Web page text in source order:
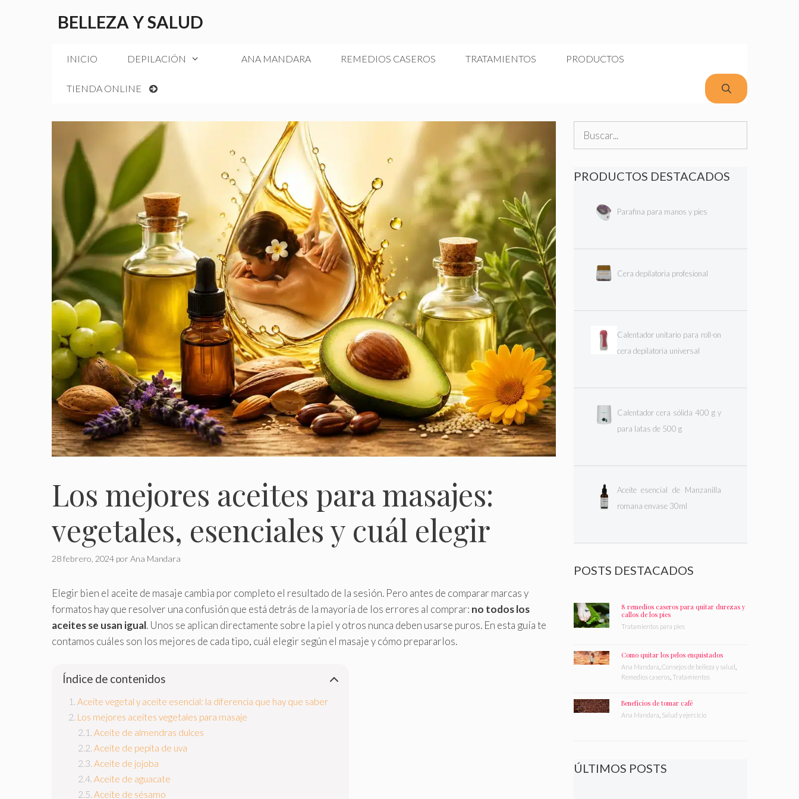
BELLEZA Y SALUD
INICIO DEPILACIÓN ANA MANDARA REMEDIOS CASEROS TRATAMIENTOS PRODUCTOS
TIENDA ONLINE
Los mejores aceites para masajes:
vegetales, esenciales y cuál elegir
28 febrero, 2024 porAna Mandara
Elegir bien el aceite de masaje cambia por completo el resultado de la sesión. Pero antes de comparar marcas y
formatos hay que resolver una confusión que está detrás de la mayoría de los errores al comprar: no todos los
aceites se usan igual. Unos se aplican directamente sobre la piel y otros nunca deben usarse puros. En esta guía te
contamos cuáles son los mejores de cada tipo, cuál elegir según el masaje y cómo prepararlos.
Índice de contenidos
Aceite vegetal y aceite esencial: la diferencia que hay que saber
Los mejores aceites vegetales para masaje
Aceite de almendras dulces
Aceite de pepita de uva
Aceite de jojoba
Aceite de aguacate
Aceite de sésamo
Buscar:
PRODUCTOS DESTACADOS
Parafina para manos y pies
Cera depilatoria profesional
Calentador unitario para roll-on
cera depilatoria universal
Calentador cera sólida 400 g y
para latas de 500 g
Aceite esencial de Manzanilla
romana envase 30ml
POSTS DESTACADOS
8 remedios caseros para quitar durezas y
callos de los pies
Tratamientos para pies
Como quitar los pelos enquistados
Ana Mandara Consejos de belleza y salud
Remedios caseros, Tratamientos
Beneficios de tomar café
Ana Mandara Salud y ejercicio
ÚLTIMOS POSTS